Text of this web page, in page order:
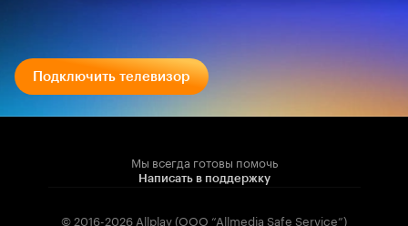
Подключить телевизор
Мы всегда готовы помочь
Написать в поддержку
© 2016-2026 Allplay (OOO “Allmedia Safe Service”)